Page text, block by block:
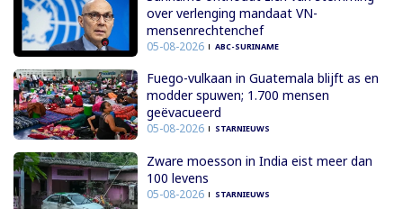
over verlenging mandaat VN-
mensenrechtenchef
05-08-2026 ABC-SURINAME
Fuego-vulkaan in Guatemala blijft as en
modder spuwen; 1.700 mensen
geëvacueerd
05-08-2026 STARNIEUWS
Zware moesson in India eist meer dan
100 levens
05-08-2026 STARNIEUWS